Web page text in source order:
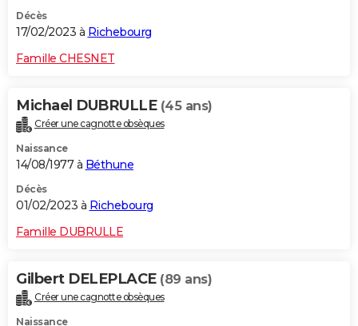
Décès
17/02/2023 à Richebourg
Famille CHESNET
Michael DUBRULLE (45 ans)
Créer une cagnotte obsèques
Naissance
14/08/1977 à Béthune
Décès
01/02/2023 à Richebourg
Famille DUBRULLE
Gilbert DELEPLACE (89 ans)
Créer une cagnotte obsèques
Naissance